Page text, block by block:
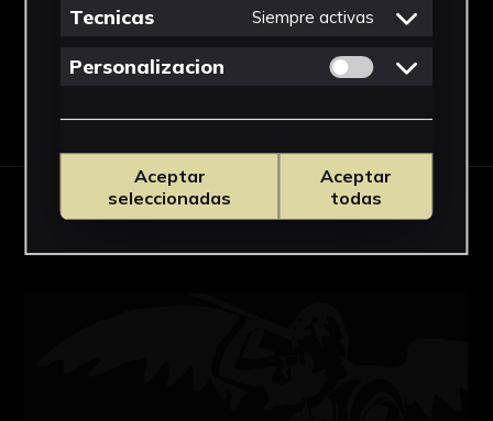
OBRAS RELACIONADAS
Tecnicas Siempre activas
Personalizacion Permitir cookies
Aceptar
seleccionadas
Aceptar
todas